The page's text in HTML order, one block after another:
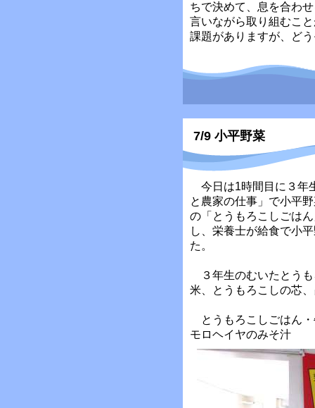
ちで決めて、息を合わ
言いながら取り組むこ
課題がありますが、ど
7/9 小平野菜
今日は1時間目に３年
と農家の仕事」で小平
の「とうもろこしごは
し、栄養士が給食で小
た。
３年生のむいたとうも
米、とうもろこしの芯
とうもろこしごはん・
モロヘイヤのみそ汁